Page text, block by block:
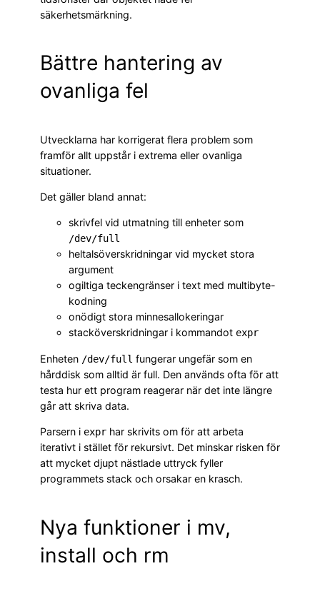
säkerhetsmärkning.
Bättre hantering av
ovanliga fel
Utvecklarna har korrigerat flera problem som
framför allt uppstår i extrema eller ovanliga
situationer.
Det gäller bland annat:
skrivfel vid utmatning till enheter som
/dev/full
heltalsöverskridningar vid mycket stora
argument
ogiltiga teckengränser i text med multibyte-
kodning
onödigt stora minnesallokeringar
stacköverskridningar i kommandot expr
Enheten /dev/full fungerar ungefär som en
hårddisk som alltid är full. Den används ofta för att
testa hur ett program reagerar när det inte längre
går att skriva data.
Parsern i expr har skrivits om för att arbeta
iterativt i stället för rekursivt. Det minskar risken för
att mycket djupt nästlade uttryck fyller
programmets stack och orsakar en krasch.
Nya funktioner i mv,
install och rm